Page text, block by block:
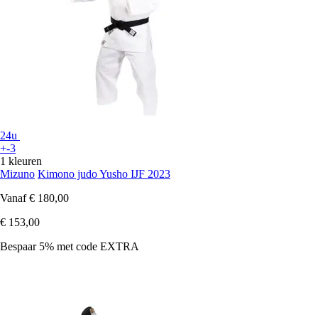
24u
+-3
1 kleuren
Mizuno Kimono judo Yusho IJF 2023
Vanaf € 180,00
€ 153,00
Bespaar 5% met code EXTRA